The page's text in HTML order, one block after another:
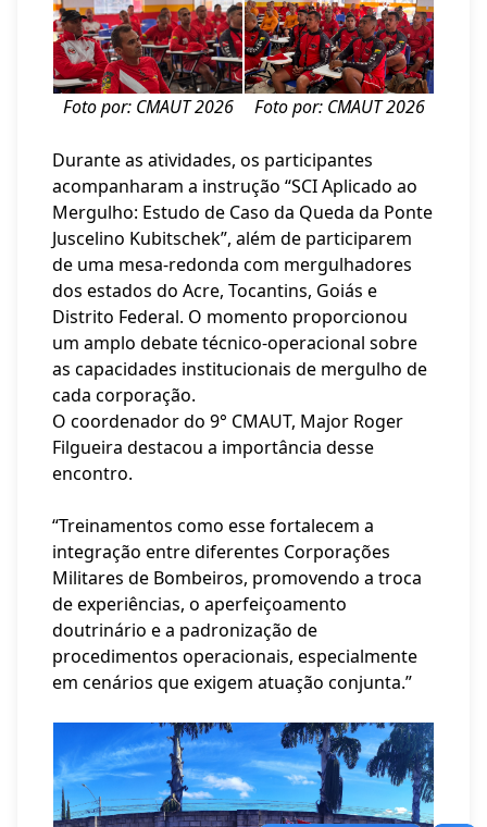
Foto por: CMAUT 2026 Foto por: CMAUT 2026
Durante as atividades, os participantes
acompanharam a instrução “SCI Aplicado ao
Mergulho: Estudo de Caso da Queda da Ponte
Juscelino Kubitschek”, além de participarem
de uma mesa-redonda com mergulhadores
dos estados do Acre, Tocantins, Goiás e
Distrito Federal. O momento proporcionou
um amplo debate técnico-operacional sobre
as capacidades institucionais de mergulho de
cada corporação.
O coordenador do 9° CMAUT, Major Roger
Filgueira destacou a importância desse
encontro.
“Treinamentos como esse fortalecem a
integração entre diferentes Corporações
Militares de Bombeiros, promovendo a troca
de experiências, o aperfeiçoamento
doutrinário e a padronização de
procedimentos operacionais, especialmente
em cenários que exigem atuação conjunta.”